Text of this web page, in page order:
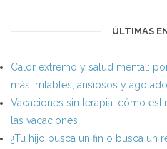
ÚLTIMAS
Calor extremo y salud mental:
más irritables, ansiosos y
Vacaciones sin terapia: cómo
las vacaciones
¿Tu hijo busca un fin o busca un